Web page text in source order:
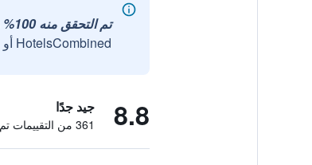
تم التحقق منه 100%
HotelsCombined أو مع شركائنا الخارجيين الموثوقين.
8.8 جيد جدًا
361 من التقييمات تم التحقق منها